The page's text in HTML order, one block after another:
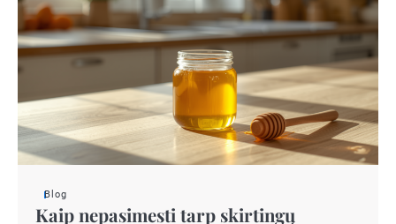
Blog
Kaip nepasimesti tarp skirtingų